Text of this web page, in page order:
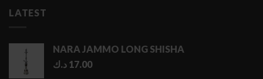
LATEST
NARA JAMMO LONG SHISHA
17.00 د.ك